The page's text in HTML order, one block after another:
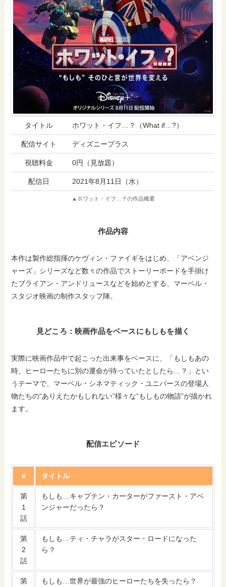
タイトル ホワット・イフ…？（What if…?）
配信サイト ディズニープラス
視聴料金 0円（見放題）
配信日 2021年8月11日（水）
▲ホワット・イフ…？の作品概要
作品内容
本作は製作総指揮のケヴィン・ファイギをはじめ、「アベンジ
ャーズ」シリーズなど数々の作品でストーリーボードを手掛け
たブライアン・アンドリュースなどを始めとする、マーベル・
スタジオ映画の制作スタッフ陣。
見どころ：映画作品をベースにもしもを描く
実際に映画作品中で起こった出来事をベースに、「もしもあの
時、ヒーローたちに別の運命が待っていたとしたら…？」とい
うテーマで、マーベル・シネマティック・ユニバースの登場人
物たちの“ありえたかもしれない”様々な“もしもの物語”が描かれ
ます。
配信エピソード
# タイトル
第
1
話
もしも…キャプテン・カーターがファースト・アベ
ンジャーだったら？
第
2
話
もしも…ティ・チャラがスター・ロードになった
ら？
第
もしも…世界が最強のヒーローたちを失ったら？